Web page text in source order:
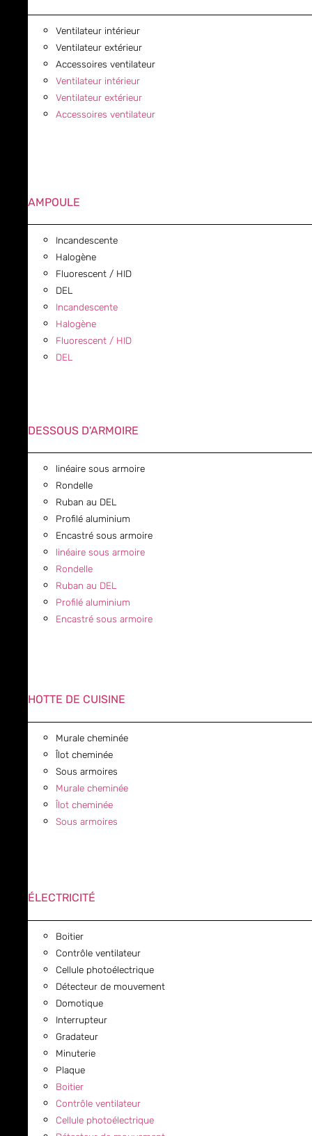
Ventilateur intérieur
Ventilateur extérieur
Accessoires ventilateur
Ventilateur intérieur
Ventilateur extérieur
Accessoires ventilateur
AMPOULE
Incandescente
Halogène
Fluorescent / HID
DEL
Incandescente
Halogène
Fluorescent / HID
DEL
DESSOUS D'ARMOIRE
linéaire sous armoire
Rondelle
Ruban au DEL
Profilé aluminium
Encastré sous armoire
linéaire sous armoire
Rondelle
Ruban au DEL
Profilé aluminium
Encastré sous armoire
HOTTE DE CUISINE
Murale cheminée
Îlot cheminée
Sous armoires
Murale cheminée
Îlot cheminée
Sous armoires
ÉLECTRICITÉ
Boitier
Contrôle ventilateur
Cellule photoélectrique
Détecteur de mouvement
Domotique
Interrupteur
Gradateur
Minuterie
Plaque
Boitier
Contrôle ventilateur
Cellule photoélectrique